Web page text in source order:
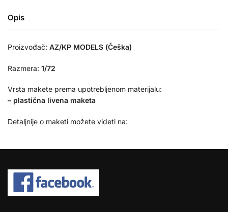
Opis
Proizvođač: AZ/KP MODELS (Češka)
Razmera: 1/72
Vrsta makete prema upotrebljenom materijalu:
– plastična livena maketa
Detaljnije o maketi možete videti na: